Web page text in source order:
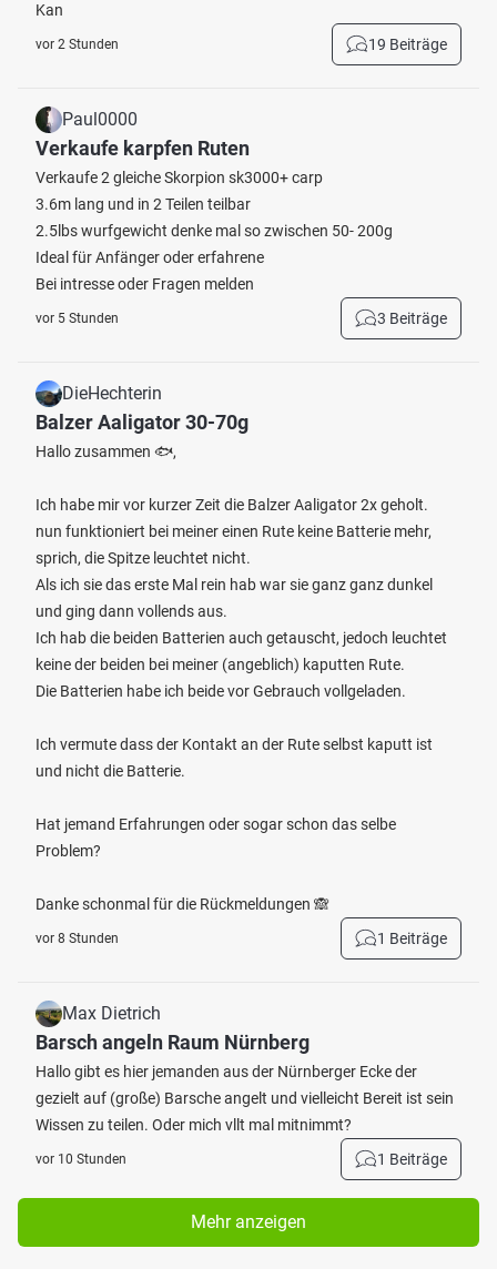
Kan
vor 2 Stunden 19 Beiträge
Paul0000
Verkaufe karpfen Ruten
Verkaufe 2 gleiche Skorpion sk3000+ carp
3.6m lang und in 2 Teilen teilbar
2.5lbs wurfgewicht denke mal so zwischen 50- 200g
Ideal für Anfänger oder erfahrene
Bei intresse oder Fragen melden
vor 5 Stunden 3 Beiträge
DieHechterin
Balzer Aaligator 30-70g
Hallo zusammen 🐟,
Ich habe mir vor kurzer Zeit die Balzer Aaligator 2x geholt.
nun funktioniert bei meiner einen Rute keine Batterie mehr,
sprich, die Spitze leuchtet nicht.
Als ich sie das erste Mal rein hab war sie ganz ganz dunkel
und ging dann vollends aus.
Ich hab die beiden Batterien auch getauscht, jedoch leuchtet
keine der beiden bei meiner (angeblich) kaputten Rute.
Die Batterien habe ich beide vor Gebrauch vollgeladen.
Ich vermute dass der Kontakt an der Rute selbst kaputt ist
und nicht die Batterie.
Hat jemand Erfahrungen oder sogar schon das selbe
Problem?
Danke schonmal für die Rückmeldungen 🙈
vor 8 Stunden 1 Beiträge
Max Dietrich
Barsch angeln Raum Nürnberg
Hallo gibt es hier jemanden aus der Nürnberger Ecke der
gezielt auf (große) Barsche angelt und vielleicht Bereit ist sein
Wissen zu teilen. Oder mich vllt mal mitnimmt?
vor 10 Stunden 1 Beiträge
Mehr anzeigen